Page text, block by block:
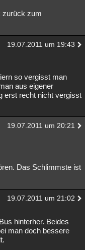
zurück zum
19.07.2011 um 19:43
so vergisst man
aus eigener
erst recht nicht vergisst
19.07.2011 um 20:21
Das Schlimmste ist
19.07.2011 um 21:02
hinterher. Beides
man doch bessere